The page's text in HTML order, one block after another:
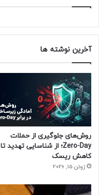
آخرین نوشته ها
روش‌های جلوگیری از حملات
Zero-Day؛ از شناسایی تهدید تا
کاهش ریسک
ژوئن 15, 2026